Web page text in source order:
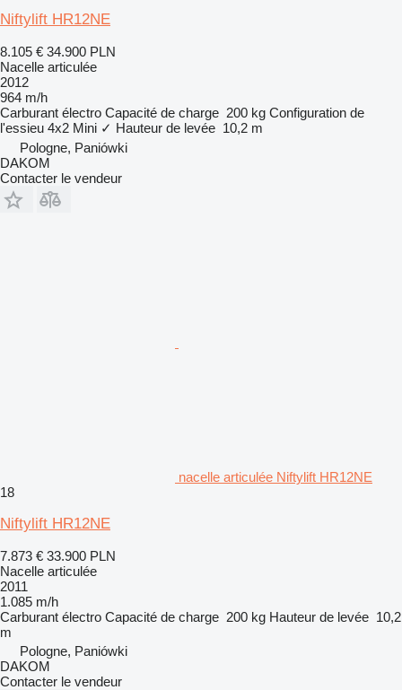
Niftylift HR12NE
8.105 € 34.900 PLN
Nacelle articulée
2012
964 m/h
Carburant électro Capacité de charge 200 kg Configuration de
l'essieu 4x2 Mini ✓ Hauteur de levée 10,2 m
Pologne, Paniówki
DAKOM
Contacter le vendeur
nacelle articulée Niftylift HR12NE
18
Niftylift HR12NE
7.873 € 33.900 PLN
Nacelle articulée
2011
1.085 m/h
Carburant électro Capacité de charge 200 kg Hauteur de levée 10,2
m
Pologne, Paniówki
DAKOM
Contacter le vendeur